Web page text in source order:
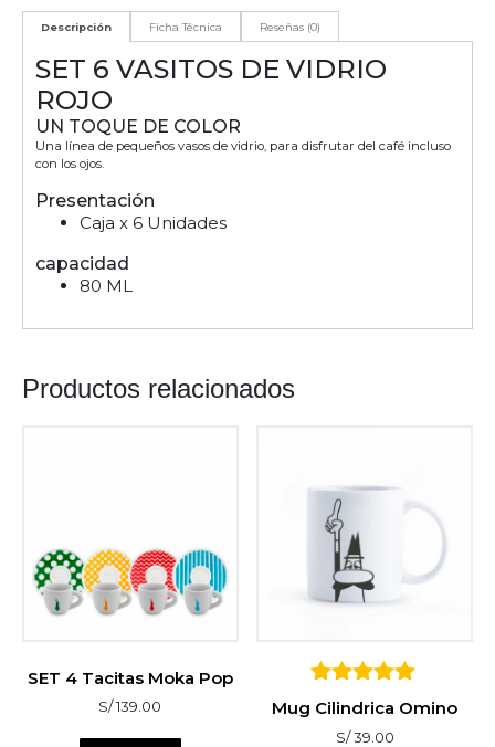
Descripción Ficha Técnica Reseñas (0)
SET 6 VASITOS DE VIDRIO
ROJO
UN TOQUE DE COLOR
Una línea de pequeños vasos de vidrio, para disfrutar del café incluso
con los ojos.
Presentación
Caja x 6 Unidades
capacidad
80 ML
Productos relacionados
SET 4 Tacitas Moka Pop
S/139.00
5
sobre 5
Mug Cilindrica Omino
S/39.00